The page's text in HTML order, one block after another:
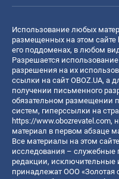
Использование любых
размещенных на этом сайте
его поддоменах, в любом
Разрешается
разрешения на их
ссылки на сайт OBOZ.UA, а
получении письменного
обязательном размещении
систем, гиперссылки на
https://www.obozrevatel.com,
материал в первом абзаце
Все материалы на этом
исследования – служебные
редакции, исключительные
принадлежат ООО «Золотая